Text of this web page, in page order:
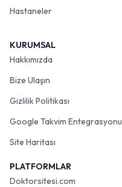
Hastaneler
KURUMSAL
Hakkımızda
Bize Ulaşın
Gizlilik Politikası
Google Takvim Entegrasyonu
Site Haritası
PLATFORMLAR
Doktorsitesi.com